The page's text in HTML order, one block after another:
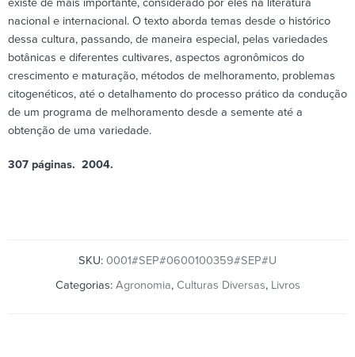
nacional e internacional. O texto aborda temas desde o histórico
dessa cultura, passando, de maneira especial, pelas variedades
botânicas e diferentes cultivares, aspectos agronômicos do
crescimento e maturação, métodos de melhoramento, problemas
citogenéticos, até o detalhamento do processo prático da condução
de um programa de melhoramento desde a semente até a
obtenção de uma variedade.
307 páginas. 2004.
SKU: 0001#SEP#0600100359#SEP#U
Categorias: Agronomia, Culturas Diversas, Livros